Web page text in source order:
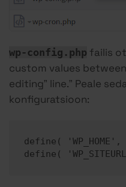
wp-config.php failis
custom values
editing” line.” Peale
konfiguratsioon:
define(
define(